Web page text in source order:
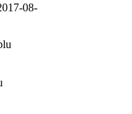
08-